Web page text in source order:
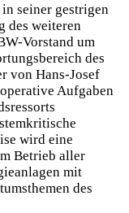
seiner gestrigen
des weiteren
Vorstand um
des
von Hans-Josef
Aufgaben
wird eine
Betrieb aller
mit
des